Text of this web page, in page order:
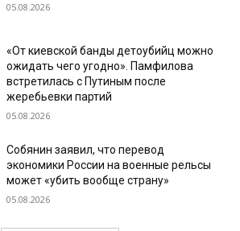
05.08.2026
«От киевской банды детоубийц можно
ожидать чего угодно». Памфилова
встретилась с Путиным после
жеребьевки партий
05.08.2026
Собянин заявил, что перевод
экономики России на военные рельсы
может «убить вообще страну»
05.08.2026